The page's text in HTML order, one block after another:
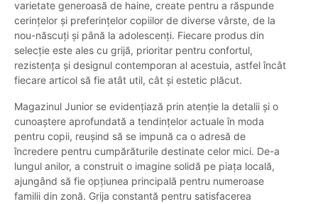
varietate generoasă de haine, create pentru a răspunde
cerințelor și preferințelor copiilor de diverse vârste, de la
nou-născuți și până la adolescenți. Fiecare produs din
selecție este ales cu grijă, prioritar pentru confortul,
rezistența și designul contemporan al acestuia, astfel încât
fiecare articol să fie atât util, cât și estetic plăcut.
Magazinul Junior se evidențiază prin atenție la detalii și o
cunoaștere aprofundată a tendințelor actuale în moda
pentru copii, reușind să se impună ca o adresă de
încredere pentru cumpărăturile destinate celor mici. De-a
lungul anilor, a construit o imagine solidă pe piața locală,
ajungând să fie opțiunea principală pentru numeroase
familii din zonă. Grija constantă pentru satisfacerea